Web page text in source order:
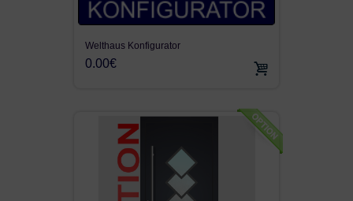
Welthaus Konfigurator
0.00€